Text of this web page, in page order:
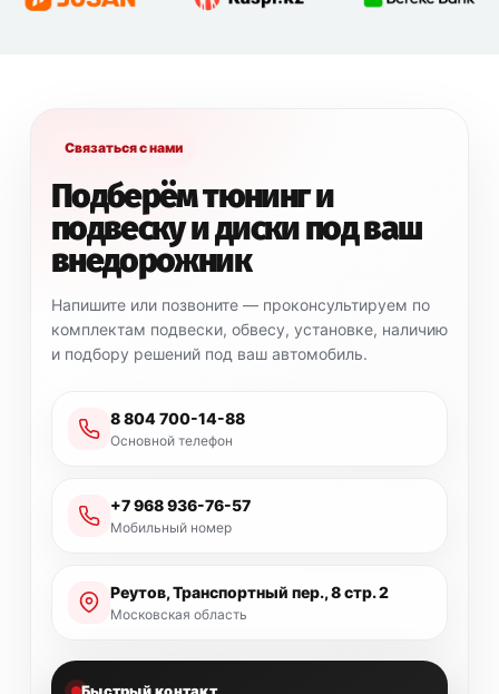
Связаться с нами
Подберём тюнинг и
подвеску и диски под ваш
внедорожник
Напишите или позвоните — проконсультируем по
комплектам подвески, обвесу, установке, наличию
и подбору решений под ваш автомобиль.
8 804 700-14-88
Основной телефон
+7 968 936-76-57
Мобильный номер
Реутов, Транспортный пер., 8 стр. 2
Московская область